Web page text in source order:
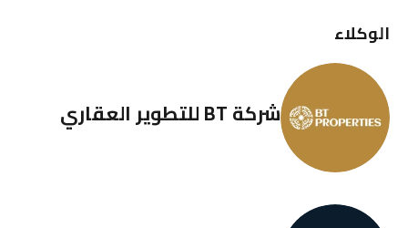
الوكلاء
شركة BT للتطوير العقاري